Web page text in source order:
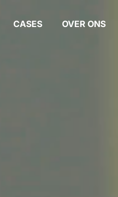
CASES OVER ONS